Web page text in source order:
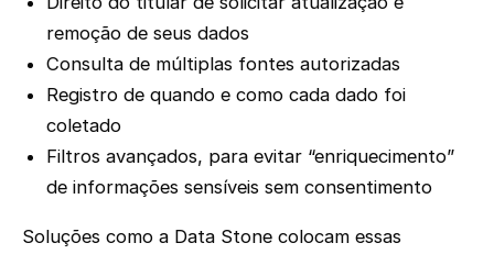
remoção de seus dados
Consulta de múltiplas fontes autorizadas
Registro de quando e como cada dado foi
coletado
Filtros avançados, para evitar “enriquecimento”
de informações sensíveis sem consentimento
Soluções como a Data Stone colocam essas